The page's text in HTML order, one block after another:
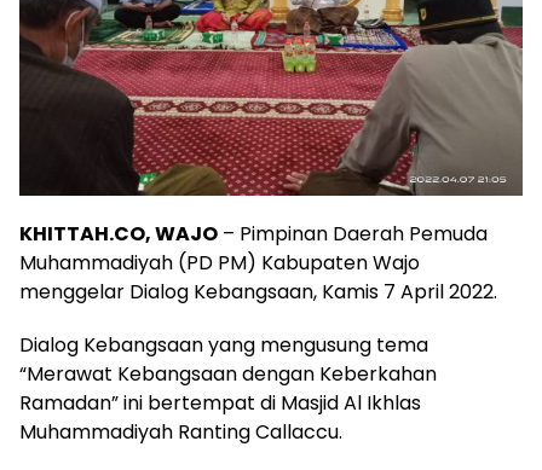
KHITTAH.CO, WAJO – Pimpinan Daerah Pemuda
Muhammadiyah (PD PM) Kabupaten Wajo
menggelar Dialog Kebangsaan, Kamis 7 April 2022.
Dialog Kebangsaan yang mengusung tema
“Merawat Kebangsaan dengan Keberkahan
Ramadan” ini bertempat di Masjid Al Ikhlas
Muhammadiyah Ranting Callaccu.